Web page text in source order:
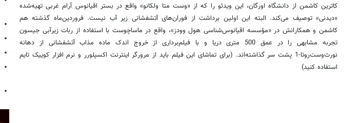
کاترین کاشمن از دانشگاه اورگان، این ویدئو را که از «وست متا ولکانو» واقع در بستر اقیانوس آرام غربی تهیه‌شده
«دیدنی» توصیف می‌کند. البته این اولین برداشت از فوران‌های آتشفشانی زیر آب نیست. فروردین‌ماه گذشته هم
کاشمن و همکارانش در «مؤسسه اقیانوس‌شناسی هول وودز»، واقع در ماساچوست با استفاده از ربات زیرآبی جیسون
تجربه مشابهی را در عمق 500 متری دریا و با فیلم‌برداری از خروج اندک ماده مذاب آتشفشانی از دهانه
نورث‌وست‌روتا-1 پشت سر گذاشته‌اند. (برای تماشای این فیلم باید از مرورگر اینترنت اکسپلورر و نرم افزار کوییک تایم
استفاده کنید)